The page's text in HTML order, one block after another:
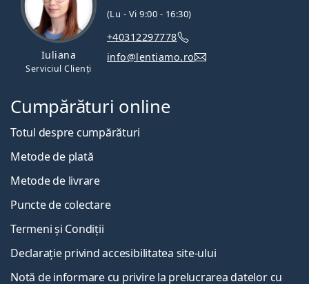
Iuliana
Serviciul Clienți
(Lu - Vi 9:00 - 16:30)
+40312297778
info@lentiamo.ro
Cumpărături online
Totul despre cumpărături
Metode de plată
Metode de livrare
Puncte de colectare
Termeni și Condiții
Declarație privind accesibilitatea site-ului
Notă de informare cu privire la prelucrarea datelor cu